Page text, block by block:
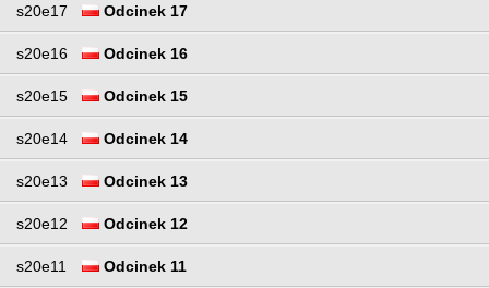
s20e17 Odcinek 17
s20e16 Odcinek 16
s20e15 Odcinek 15
s20e14 Odcinek 14
s20e13 Odcinek 13
s20e12 Odcinek 12
s20e11 Odcinek 11